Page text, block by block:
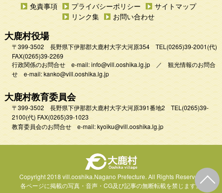
免責事項 プライバシーポリシー
サイトマップ
リンク集
お問い合わせ
大鹿村役場
〒399-3502 長野県下伊那郡大鹿村大字大河原354 TEL (0265)39-2001(代)
FAX(0265)39-2269
行政関係のお問合せ e-mail:info@vill.ooshika.lg.jp／ 観光情報のお問合
せ e-mail:kanko@vill.ooshika.lg.jp
大鹿村教育委員会
〒399-3502 長野県下伊那郡大鹿村大字大河原391番地2 TEL (0265)39-
2100(代) FAX(0265)39-1023
教育委員会のお問合せ e-mail:kyoiku@vill.ooshika.lg.jp
Copyright 2018 vill.ooshika.Nagano Prefecture. All Rights Reserved.
各ページに掲載の写真・音声・CG及び記事の無断転載を禁じます。